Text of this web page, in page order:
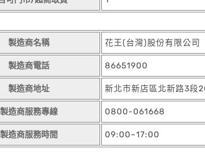
製造商名稱 花王(台灣)股份有限公司
製造商電話 86651900
製造商地址 新北市新店區北新路3段
製造商服務專線 0800-061668
製造商服務時間 09:00~17:00